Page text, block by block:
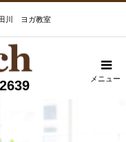
川 ヨガ教室
メニュー